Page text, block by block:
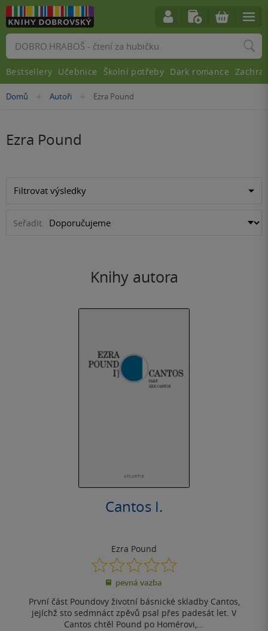
Nacházíte
Domů »Autoři »
Ezra Pound
Ezra Pound
Filtrovat výsledky
Seřadit:
Knihy autora
Cantos I.
Ezra Pound
0.0
z
5
pevná vazba
První část Poundovy životní básnické skladby Cantos,
jejíchž sto sedmnáct zpěvů psal přes padesát let. V
Cantos chtěl Pound po Homérovi,...
Vyhledávání
Bestsellery Učebnice Školní potřeby Dark romance